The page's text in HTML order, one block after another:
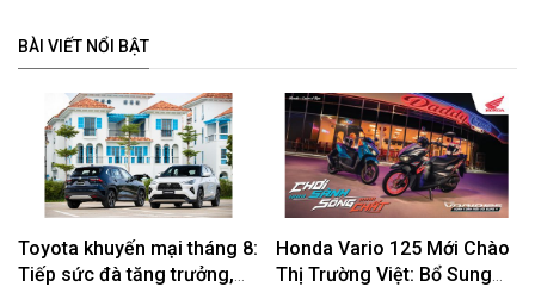
BÀI VIẾT NỔI BẬT
Toyota khuyến mại tháng 8:
Tiếp sức đà tăng trưởng,
Honda Vario 125 Mới Chào
Thị Trường Việt: Bổ Sung